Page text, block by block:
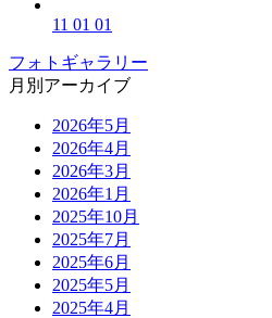
11 01 01
フォトギャラリー
月別アーカイブ
2026年5月
2026年4月
2026年3月
2026年1月
2025年10月
2025年7月
2025年6月
2025年5月
2025年4月